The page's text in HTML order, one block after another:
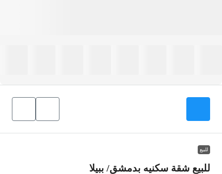
للبيع
للبيع شقة سكنيه بدمشق/ ببيلا